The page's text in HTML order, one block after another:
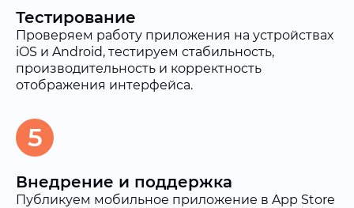
Тестирование
Проверяем работу приложения на устройствах
iOS и Android, тестируем стабильность,
производительность и корректность
отображения интерфейса.
5
Внедрение и поддержка
Публикуем мобильное приложение в App Store